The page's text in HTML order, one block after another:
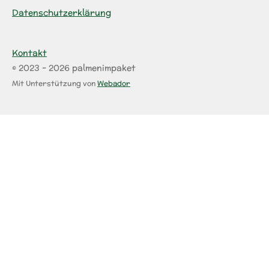
Datenschutzerklärung
Kontakt
© 2023 - 2026 palmenimpaket
Mit Unterstützung vonWebador